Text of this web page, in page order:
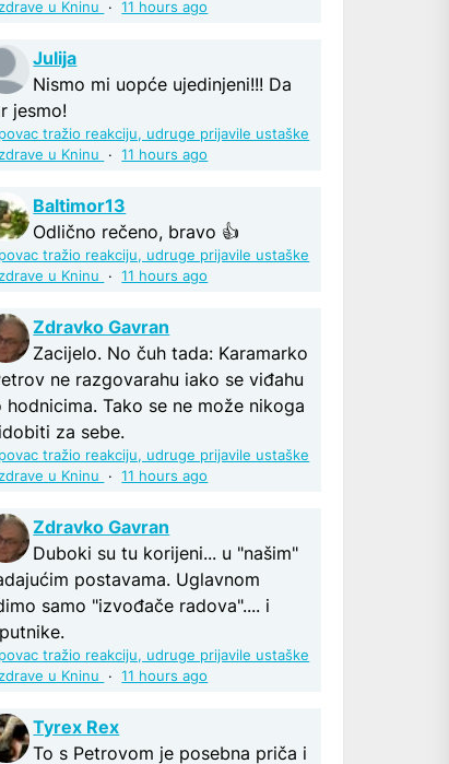
u Kninu
·11 hours ago
Julija
Nismo mi uopće ujedinjeni!!! Da
jesmo!
tražio reakciju, udruge prijavile ustaške
u Kninu
·11 hours ago
Baltimor13
Odlično rečeno, bravo 👍
tražio reakciju, udruge prijavile ustaške
u Kninu
·11 hours ago
Zdravko Gavran
Zacijelo. No čuh tada: Karamarko
ne razgovarahu iako se viđahu
hodnicima. Tako se ne može nikoga
za sebe.
tražio reakciju, udruge prijavile ustaške
u Kninu
·11 hours ago
Zdravko Gavran
Duboki su tu korijeni... u "našim"
postavama. Uglavnom
samo "izvođače radova".... i
tražio reakciju, udruge prijavile ustaške
u Kninu
·11 hours ago
Tyrex Rex
To s Petrovom je posebna priča i